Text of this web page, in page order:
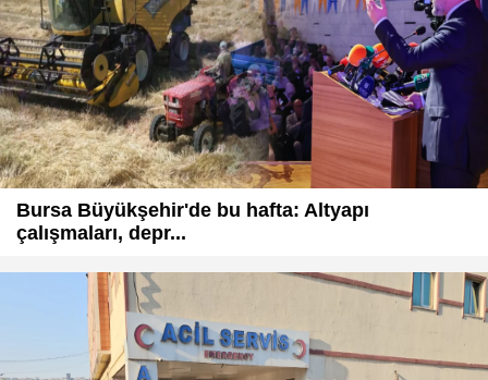
Bursa Büyükşehir'de bu hafta: Altyapı
çalışmaları, depr...